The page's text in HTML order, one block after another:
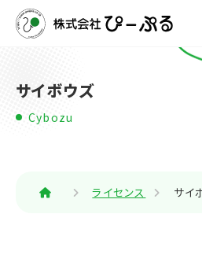
サイボウズ
Cybozu
ライセンス サイ